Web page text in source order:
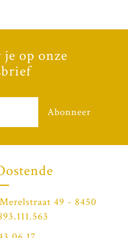
op onze
Abonneer
49 - 8450